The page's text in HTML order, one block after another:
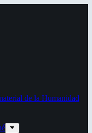
de la Humanidad